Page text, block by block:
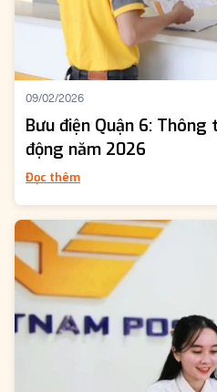
09/02/2026
Bưu điện Quận 6:
động năm 2026
Đọc thêm